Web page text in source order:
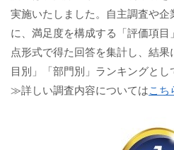
実施いたしました。自主調査や企
に、満足度を構成する「評価項
点形式で得た回答を集計し、結
目別」「部門別」ランキングとし
≫詳しい調査内容についてはこち